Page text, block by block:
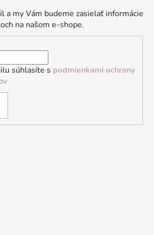
a my Vám budeme zasielať informácie
na našom e-shope.
súhlasíte s podmienkami ochrany